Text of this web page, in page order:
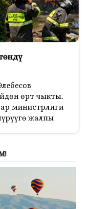
өрт чыкты.
министрлиги
жалпы